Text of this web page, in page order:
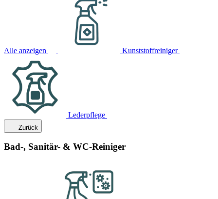
Alle anzeigen Kunststoffreiniger
Lederpflege
Zurück
Bad-, Sanitär- & WC-Reiniger